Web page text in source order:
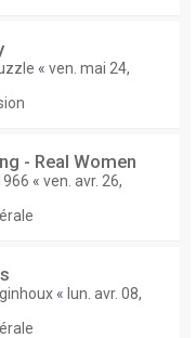
« ven. mai 24,
- Real Women
« ven. avr. 26,
« lun. avr. 08,